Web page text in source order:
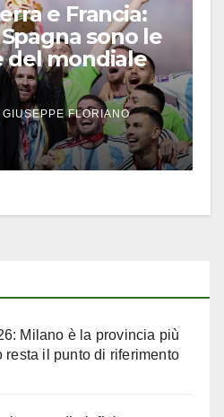
e Francia:
sono le
del mondiale
GIUSEPPE FLORIANO
Milano è la provincia più
resta il punto di riferimento